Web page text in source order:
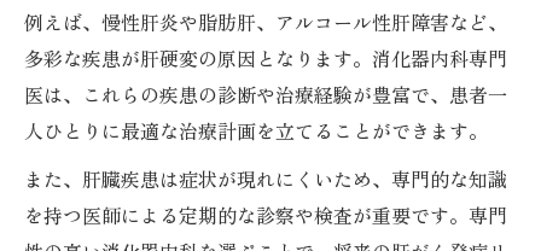
例えば、慢性肝炎や脂肪肝、アルコール性肝障害など、
多彩な疾患が肝硬変の原因となります。消化器内科専門
医は、これらの疾患の診断や治療経験が豊富で、患者一
人ひとりに最適な治療計画を立てることができます。
また、肝臓疾患は症状が現れにくいため、専門的な知識
を持つ医師による定期的な診察や検査が重要です。専門